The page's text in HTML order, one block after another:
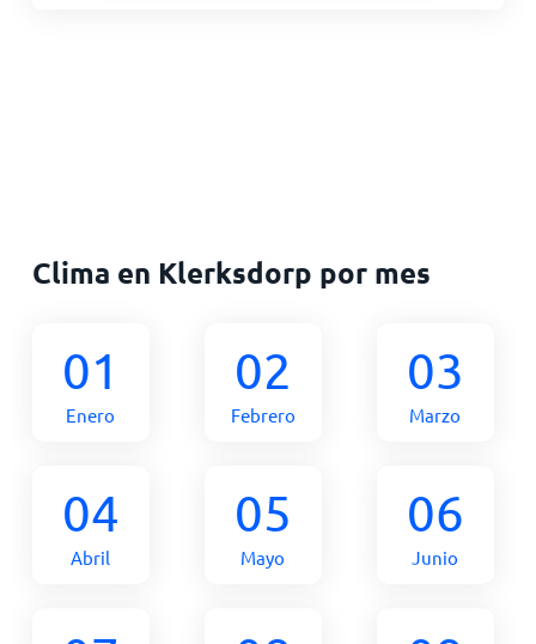
Clima en Klerksdorp por mes
01
Enero
02
Febrero
03
Marzo
04
Abril
05
Mayo
06
Junio